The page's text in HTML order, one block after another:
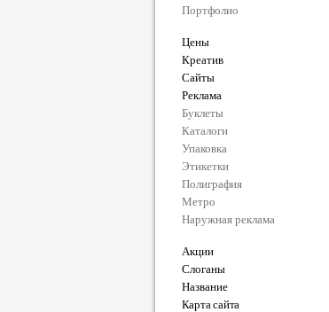
Портфолио
Цены
Креатив
Сайты
Реклама
Буклеты
Каталоги
Упаковка
Этикетки
Полиграфия
Метро
Наружная реклама
Акции
Слоганы
Название
Карта сайта